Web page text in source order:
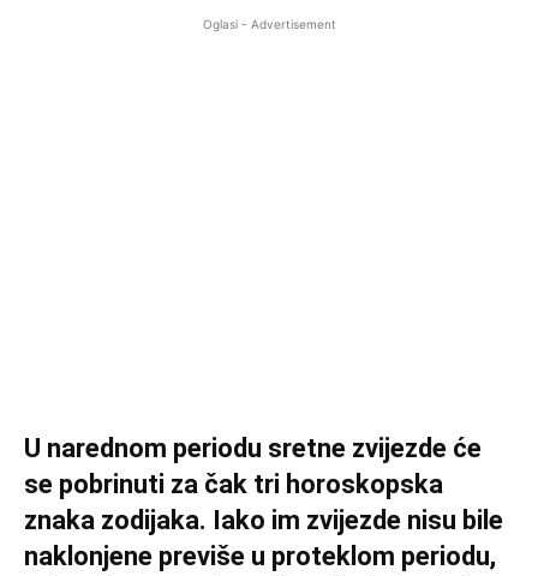
Oglasi - Advertisement
U narednom periodu sretne zvijezde će
se pobrinuti za čak tri horoskopska
znaka zodijaka. Iako im zvijezde nisu bile
naklonjene previše u proteklom periodu,